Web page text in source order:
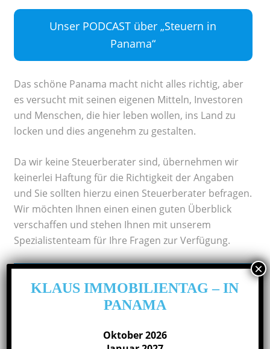
Unser PODCAST über „Steuern in
Panama“
Das schöne Panama macht nicht alles richtig, aber
es versucht mit seinen eigenen Mitteln, Investoren
und Menschen, die hier leben wollen, ins Land zu
locken und dies angenehm zu gestalten.
Da wir keine Steuerberater sind, übernehmen wir
keinerlei Haftung für die Richtigkeit der Angaben
und Sie sollten hierzu einen Steuerberater befragen.
Wir möchten Ihnen einen einen guten Überblick
verschaffen und stehen Ihnen mit unserem
Spezialistenteam für Ihre Fragen zur Verfügung.
FRAPAN-Invest
Klaus Happ´s Gesellschaft „FRAPAN-Invest“ berät
investieren wollen. Beim Thema „Plan B in
KLAUS IMMOBILIENTAG – IN
PANAMA
Oktober 2026